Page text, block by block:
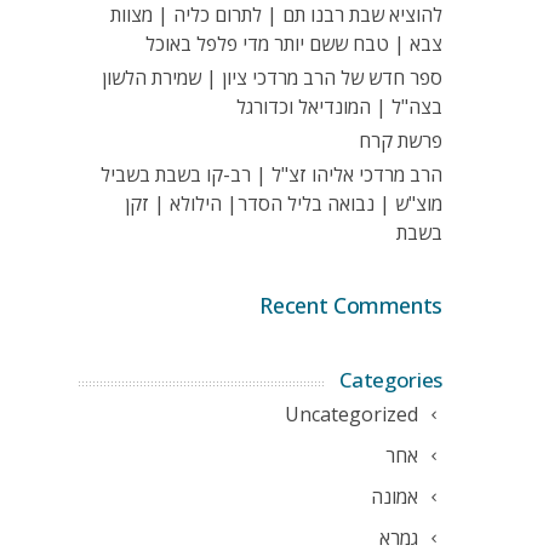
להוציא שבת רבנו תם | לתרום כליה | מצוות
צבא | טבח ששם יותר מדי פלפל באוכל
ספר חדש של הרב מרדכי ציון | שמירת הלשון
בצה"ל | המונדיאל וכדורגל
פרשת קרח
הרב מרדכי אליהו זצ"ל | רב-קו בשבת בשביל
מוצ"ש | נבואה בליל הסדר| הילולא | זקן
בשבת
Recent Comments
Categories
Uncategorized
אחר
אמונה
גמרא